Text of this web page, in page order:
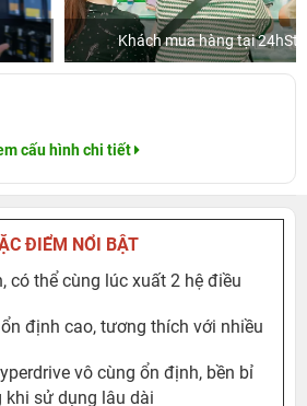
hàng tại 24hStore
cấu hình chi tiết
ĐIỂM NỔI BẬT
có thể cùng lúc xuất 2 hệ điều
định cao, tương thích với nhiều
vô cùng ổn định, bền bỉ
khi sử dụng lâu dài